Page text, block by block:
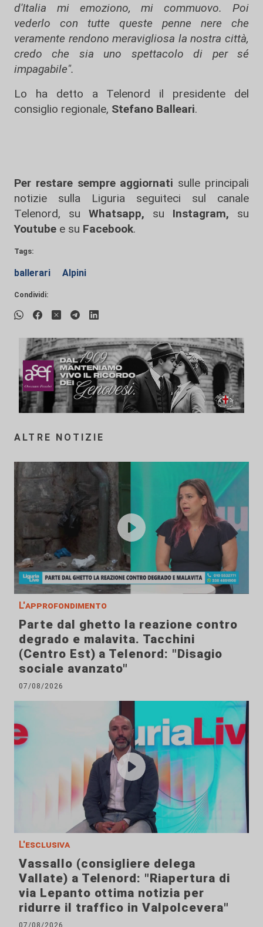
d'Italia mi emoziono, mi commuovo. Poi
vederlo con tutte queste penne nere che
veramente rendono meravigliosa la nostra città,
credo che sia uno spettacolo di per sé
impagabile".
Lo ha detto a Telenord il presidente del
consiglio regionale, Stefano Balleari.
Per restare sempre aggiornati sulle principali
notizie sulla Liguria seguiteci sul canale
Telenord, su
Whatsapp, su Instagram, su
Youtube e su Facebook.
Tags:
ballerari Alpini
Condividi:
ALTRE NOTIZIE
L'approfondimento
Parte dal ghetto la reazione contro
degrado e malavita. Tacchini
(Centro Est) a Telenord: "Disagio
sociale avanzato"
07/08/2026
L'esclusiva
Vassallo (consigliere delega
Vallate) a Telenord: "Riapertura di
via Lepanto ottima notizia per
ridurre il traffico in Valpolcevera"
07/08/2026